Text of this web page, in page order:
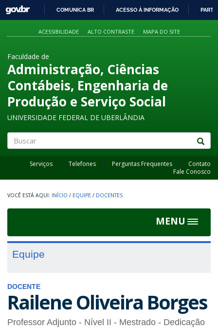
PARA
O
GOVBR
COMUNICA BR ACESSO À INFORMAÇÃO
ACESSIBILIDADE ALTO CONTRASTE MAPA DO SITE
Faculdade de
Administração, Ciências
Contábeis, Engenharia de
Produção e Serviço Social
UNIVERSIDADE FEDERAL DE UBERLÂNDIA
Serviços Telefones Perguntas Frequentes
Contato
Fale Conosco
INÍCIO / EQUIPE / DOCENTES
MENU
Toggle
Equipe
DOCENTE
Railene Oliveira Borges
Professor Adjunto - Nível II - Mestrado - Dedicação